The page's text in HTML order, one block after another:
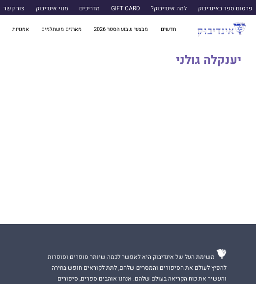
פרסום ספר באינדיבוק למה אינדיבוק? GIFT CARD מדריכים מנוי אינדיבוק צור קשר
חדשים מבצעי שבוע הספר 2026 מארזים משתלמים אמנויות
יענקלה גולני
משימת העל של אינדיבוק היא לאפשר לכמה שיותר סופרים וסופרות
להפיץ לעולם את הסיפורים והמסרים שלהם, לתת לקוראים חופש בחירה
והעשיר את כוח הקריאה בעולם שלהם. אנחנו אוהבים ספרים, סיפורים